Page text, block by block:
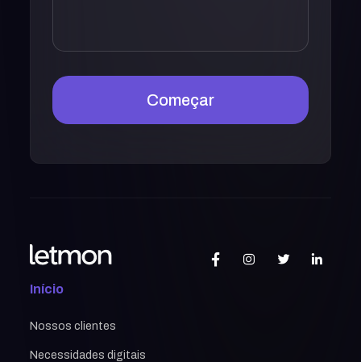
Começar
Início
Nossos clientes
Necessidades digitais